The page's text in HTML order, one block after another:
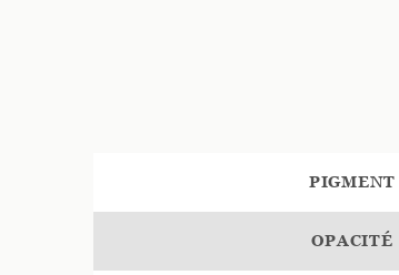
PIGMENT
OPACITÉ